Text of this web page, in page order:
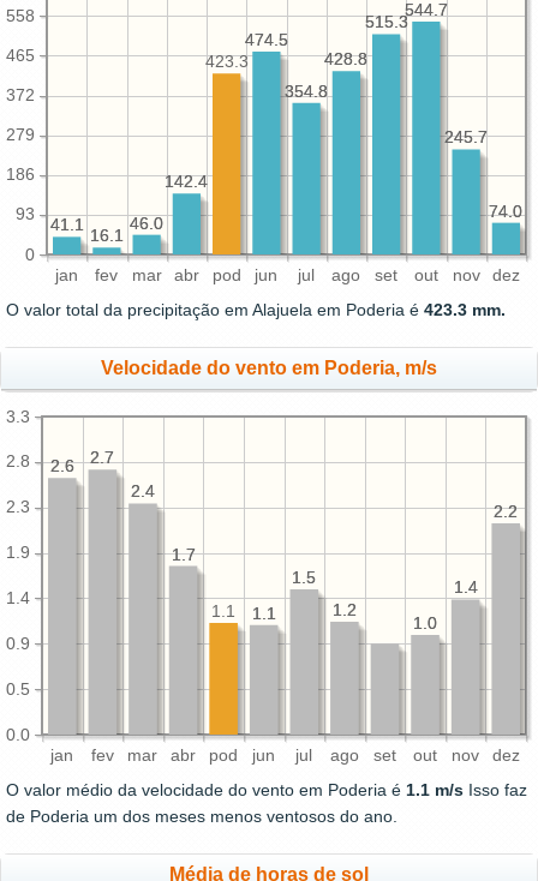
jan fev mar abr pod jun jul ago set out nov dez
0
93
186
279
372
465
558
74.0
245.7
544.7
515.3
428.8
354.8
474.5
142.4
46.0
16.1
41.1
74.0
245.7
544.7
515.3
428.8
354.8
474.5
423.3
142.4
46.0
16.1
41.1
O valor total da precipitação em Alajuela em Poderia é 423.3 mm.
Velocidade do vento em Poderia, m/s
jan fev mar abr pod jun jul ago set out nov dez
0.0
0.5
0.9
1.4
1.9
2.3
2.8
3.3
2.2
1.4
1.0
1.2
1.5
1.1
1.7
2.4
2.7
2.6
2.2
1.4
1.0
1.2
1.5
1.1
1.1
1.7
2.4
2.7
2.6
O valor médio da velocidade do vento em Poderia é 1.1 m/s Isso faz
de Poderia um dos meses menos ventosos do ano.
Média de horas de sol